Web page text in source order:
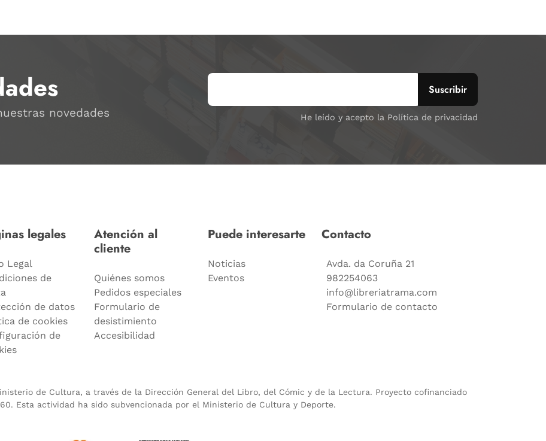
novedades He leído y acepto la Política de privacidad
legales
Legal
de
de datos
de cookies
de
Atención al
cliente
Quiénes somos
Pedidos especiales
Formulario de
desistimiento
Accesibilidad
Puede interesarte
Noticias
Eventos
Contacto
Avda. da Coruña 21
982254063
info@libreriatrama.com
Formulario de contacto
de Cultura, a través de la Dirección General del Libro, del Cómic y de la Lectura. Proyecto cofinanciado
Esta actividad ha sido subvencionada por el Ministerio de Cultura y Deporte.